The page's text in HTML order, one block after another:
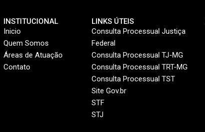
INSTITUCIONAL
Inicio
Quem Somos
Áreas de Atuação
Contato
LINKS ÚTEIS
Consulta Processual Justiça
Federal
Consulta Processual TJ-MG
Consulta Processual TRT-MG
Consulta Processual TST
Site Gov.br
STF
STJ